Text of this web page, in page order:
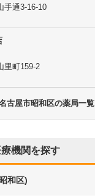
手通3-16-10
里町159-2
古屋市昭和区の薬局一覧
機関を探す
和区)